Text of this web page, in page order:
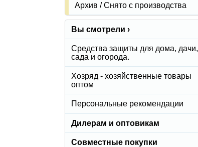
Архив / Снято с производства
Вы смотрели ›
Средства защиты для дома, дачи,
сада и огорода.
Хозряд - хозяйственные товары
оптом
Персональные рекомендации
Дилерам и оптовикам
Совместные покупки